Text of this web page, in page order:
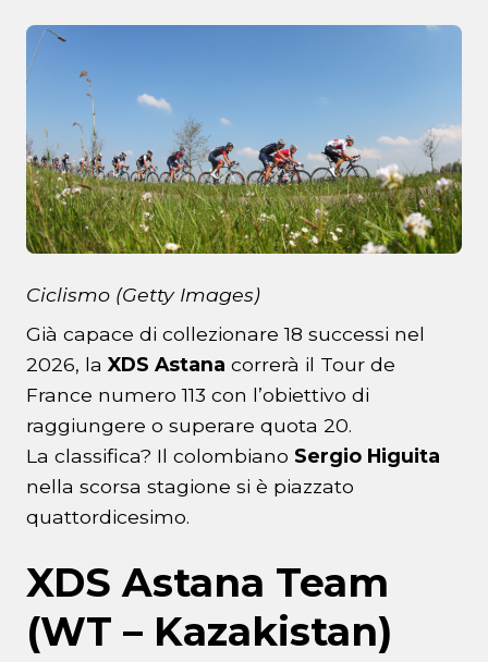
Ciclismo (Getty Images)
Già capace di collezionare 18 successi nel
2026, la XDS Astana correrà il Tour de
France numero 113 con l’obiettivo di
raggiungere o superare quota 20.
La classifica? Il colombiano Sergio Higuita
nella scorsa stagione si è piazzato
quattordicesimo.
XDS Astana Team
(WT – Kazakistan)